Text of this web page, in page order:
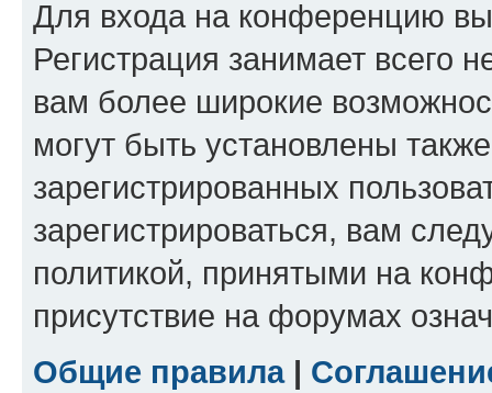
Для входа на конференцию
Регистрация занимает всего
вам более широкие
могут быть установлены
зарегистрированных
зарегистрироваться, вам
политикой, принятыми на
присутствие на форумах
Общие правила|